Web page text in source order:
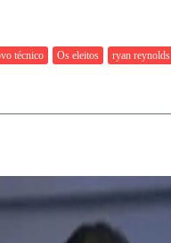
técnico Os eleitos ryan reynolds